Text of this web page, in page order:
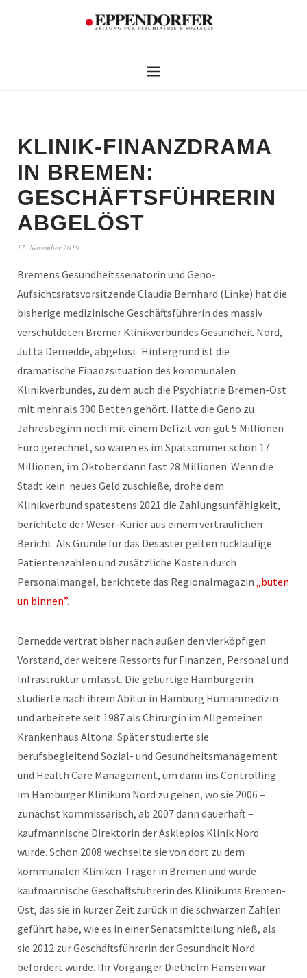
KLINIK-FINANZDRAMA
IN BREMEN:
GESCHÄFTSFÜHRERIN
ABGELÖST
17. November 2019
Bremens Gesundheitssenatorin und Geno-
Aufsichtsratsvorsitzende Claudia Bernhard (Linke) hat die
bisherige medizinische Geschäftsführerin des massiv
verschuldeten Bremer Klinikverbundes Gesundheit Nord,
Jutta Dernedde, abgelöst. Hintergrund ist die
dramatische Finanzsituation des kommunalen
Klinikverbundes, zu dem auch die Psychiatrie Bremen-Ost
mit mehr als 300 Betten gehört. Hatte die Geno zu
Jahresbeginn noch mit einem Defizit von gut 5 Millionen
Euro gerechnet, so waren es im Spätsommer schon 17
Millionen, im Oktober dann fast 28 Millionen. Wenn die
Stadt kein neues Geld zuschieße, drohe dem
Klinikverbund spätestens 2021 die Zahlungsunfähigkeit,
berichtete der Weser-Kurier aus einem vertraulichen
Bericht. Als Gründe für das Desaster gelten rückläufige
Patientenzahlen und zusätzliche Kosten durch
Personalmangel, berichtete das Regionalmagazin „buten
un binnen”.
Dernedde vertrat bisher nach außen den vierköpfigen
Vorstand, der weitere Ressorts für Finanzen, Personal und
Infrastruktur umfasst. Die gebürtige Hamburgerin
studierte nach ihrem Abitur in Hamburg Humanmedizin
und arbeitete seit 1987 als Chirurgin im Allgemeinen
Krankenhaus Altona. Später studierte sie
berufsbegleitend Sozial- und Gesundheitsmanagement
und Health Care Management, um dann ins Controlling
im Hamburger Klinikum Nord zu gehen, wo sie 2006 –
zunächst kommissarisch, ab 2007 dann dauerhaft –
kaufmännische Direktorin der Asklepios Klinik Nord
wurde. Schon 2008 wechselte sie von dort zu dem
kommunalen Kliniken-Träger in Bremen und wurde
kaufmännische Geschäftsführerin des Klinikums Bremen-
Ost, das sie in kurzer Zeit zurück in die schwarzen Zahlen
geführt habe, wie es in einer Senatsmitteilung hieß, als
sie 2012 zur Geschäftsführerin der Gesundheit Nord
befördert wurde. Ihr Vorgänger Diethelm Hansen war